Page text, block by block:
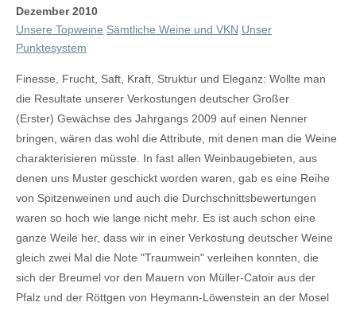
Dezember 2010
Unsere Topweine Sämtliche Weine und VKN Unser
Punktesystem
Finesse, Frucht, Saft, Kraft, Struktur und Eleganz: Wollte man
die Resultate unserer Verkostungen deutscher Großer
(Erster) Gewächse des Jahrgangs 2009 auf einen Nenner
bringen, wären das wohl die Attribute, mit denen man die Weine
charakterisieren müsste. In fast allen Weinbaugebieten, aus
denen uns Muster geschickt worden waren, gab es eine Reihe
von Spitzenweinen und auch die Durchschnittsbewertungen
waren so hoch wie lange nicht mehr. Es ist auch schon eine
ganze Weile her, dass wir in einer Verkostung deutscher Weine
gleich zwei Mal die Note "Traumwein" verleihen konnten, die
sich der Breumel vor den Mauern von Müller-Catoir aus der
Pfalz und der Röttgen von Heymann-Löwenstein an der Mosel